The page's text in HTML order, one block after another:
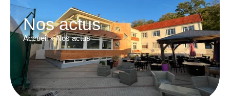
Nos actus
Accueil»Nos actus